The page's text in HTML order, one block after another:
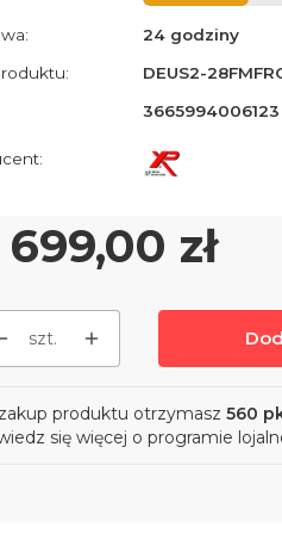
24 godziny
DEUS2-
3665994006123
zł
szt.
produktu otrzymasz 560
się więcej o programie